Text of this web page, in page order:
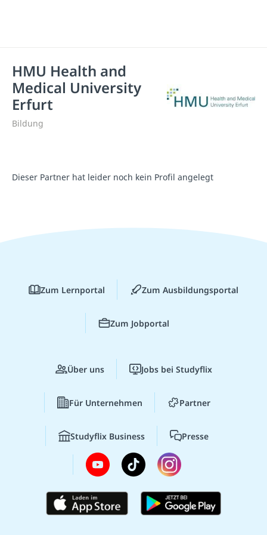
HMU Health and
Medical University
Erfurt
Bildung
Dieser Partner hat leider noch kein Profil angelegt
Zum Lernportal Zum Ausbildungsportal
Zum Jobportal
Über uns Jobs bei Studyflix
Für Unternehmen Partner
Studyflix Business Presse